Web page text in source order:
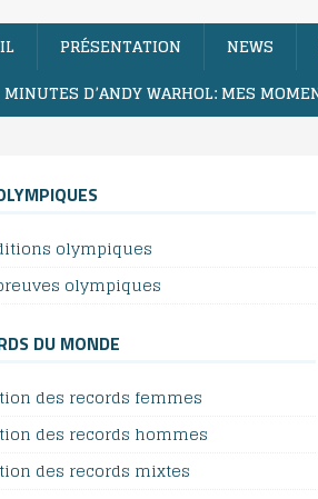
PRÉSENTATION NEWS
D’ANDY WARHOL: MES
olympiques
olympiques
DU MONDE
des records femmes
des records hommes
des records mixtes